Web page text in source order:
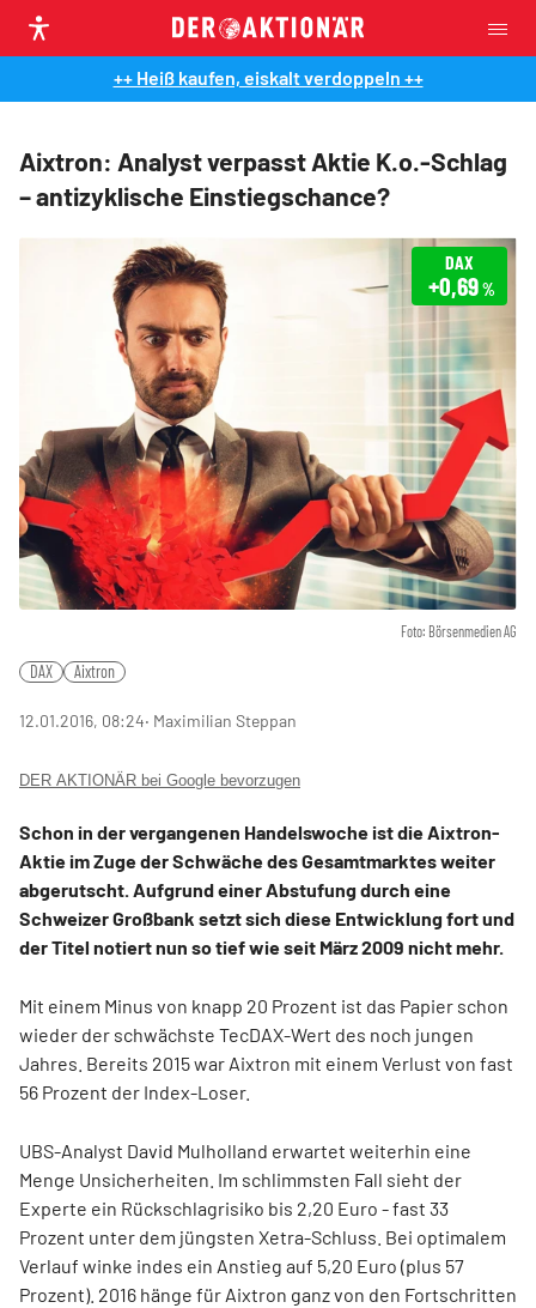
++ Heiß kaufen, eiskalt verdoppeln ++
Aixtron: Analyst verpasst Aktie K.o.-Schlag
– antizyklische Einstiegschance?
Foto: Börsenmedien AG
DAX
+0,69%
DAX Aixtron
12.01.2016, 08:24‧ Maximilian Steppan
DER AKTIONÄR bei Google bevorzugen
Schon in der vergangenen Handelswoche ist die Aixtron-
Aktie im Zuge der Schwäche des Gesamtmarktes weiter
abgerutscht. Aufgrund einer Abstufung durch eine
Schweizer Großbank setzt sich diese Entwicklung fort und
der Titel notiert nun so tief wie seit März 2009 nicht mehr.
Mit einem Minus von knapp 20 Prozent ist das Papier schon
wieder der schwächste TecDAX-Wert des noch jungen
Jahres. Bereits 2015 war Aixtron mit einem Verlust von fast
56 Prozent der Index-Loser.
UBS-Analyst David Mulholland erwartet weiterhin eine
Menge Unsicherheiten. Im schlimmsten Fall sieht der
Experte ein Rückschlagrisiko bis 2,20 Euro - fast 33
Prozent unter dem jüngsten Xetra-Schluss. Bei optimalem
Verlauf winke indes ein Anstieg auf 5,20 Euro (plus 57
Prozent). 2016 hänge für Aixtron ganz von den Fortschritten